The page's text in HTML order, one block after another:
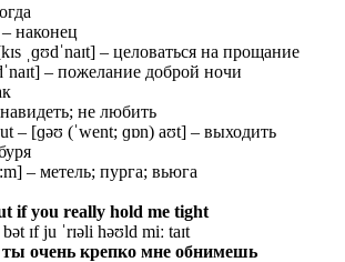
наконец
ˌɡʊdˈnaɪt] – целоваться на прощание
– пожелание доброй ночи
не любить
– [ɡəʊ (ˈwent; ɡɒn) aʊt] – выходить
– метель; пурга; вьюга
if you really hold me tight
bət ɪf ju ˈrɪəli həʊld miː taɪt
очень крепко мне обнимешь